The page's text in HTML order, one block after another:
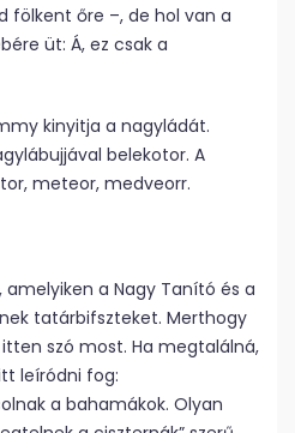
fölkent őre –, de hol van a
üt: Á, ez csak a
kinyitja a nagyládát.
belekotor. A
meteor, medveorr.
a Nagy Tanító és a
tatárbifszteket. Merthogy
szó most. Ha megtalálná,
leíródni fog:
a bahamákok. Olyan